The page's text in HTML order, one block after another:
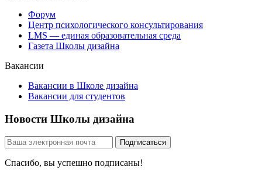
Форум
Центр психологического консультирования
LMS — единая образовательная среда
Газета Школы дизайна
Вакансии
Вакансии в Школе дизайна
Вакансии для студентов
Новости Школы дизайна
Спасибо, вы успешно подписаны!